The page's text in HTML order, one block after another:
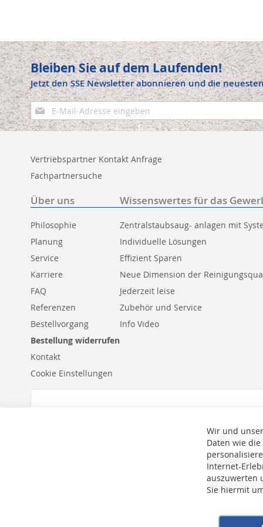
Bleiben Sie auf dem Laufenden!
Jetzt den SSE Newsletter abonnieren und die
Anmeldung
zum
Newsletter:
Vertriebspartner Kontakt Anfrage
Fachpartnersuche
Über uns
Philosophie
Planung
Service
Karriere
FAQ
Referenzen
Bestellvorgang
Bestellung widerrufen
Kontakt
Cookie Einstellungen
Wissenswertes für das
Zentralstaubsaug- anlagen mit
Individuelle Lösungen
Effizient Sparen
Neue Dimension der
Jederzeit leise
Zubehör und Service
Info Video
Wir und
Daten wie
Internet-
auszuwerten
Sie hiermit